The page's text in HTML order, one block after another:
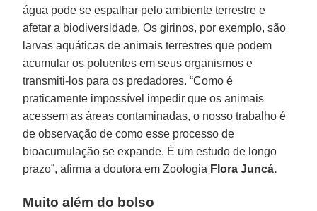
água pode se espalhar pelo ambiente terrestre e
afetar a biodiversidade. Os girinos, por exemplo, são
larvas aquáticas de animais terrestres que podem
acumular os poluentes em seus organismos e
transmiti-los para os predadores. “Como é
praticamente impossível impedir que os animais
acessem as áreas contaminadas, o nosso trabalho é
de observação de como esse processo de
bioacumulação se expande. É um estudo de longo
prazo”, afirma a doutora em Zoologia Flora Juncá.
Muito além do bolso